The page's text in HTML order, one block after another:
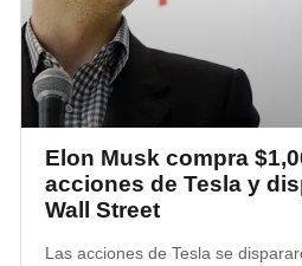
Elon Musk compra
acciones de Tesla y
Wall Street
Las acciones de Tesla se